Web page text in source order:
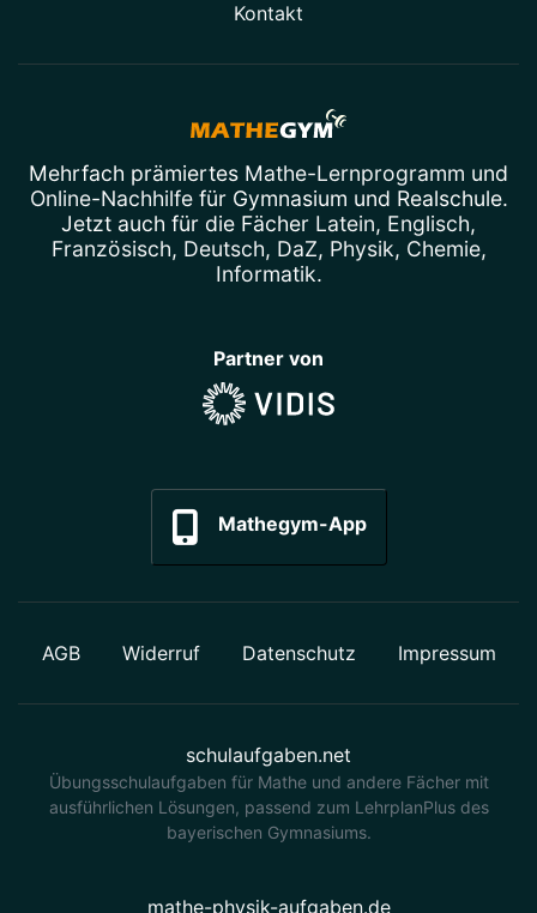
Kontakt
Mehrfach prämiertes Mathe-Lernprogramm und
Online-Nachhilfefür Gymnasium und Realschule.
Jetzt auch für die Fächer Latein, Englisch,
Französisch, Deutsch, DaZ, Physik, Chemie,
Informatik.
Partner von
Mathegym-App
AGB Widerruf Datenschutz Impressum
schulaufgaben.net
Übungsschulaufgaben für Mathe und andere Fächer mit
ausführlichen Lösungen, passend zum LehrplanPlus des
bayerischen Gymnasiums.
mathe-physik-aufgaben.de